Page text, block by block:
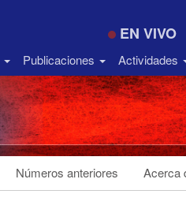
EN VIVO
Publicaciones Actividades
Números anteriores Acerca